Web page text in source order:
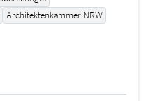
Architektenkammer NRW